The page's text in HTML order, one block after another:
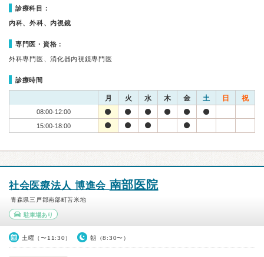
診療科目：
内科、外科、内視鏡
専門医・資格：
外科専門医、消化器内視鏡専門医
診療時間
月 火 水 木 金 土 日 祝
08:00-12:00
15:00-18:00
社会医療法人 博進会 南部医院
青森県三戸郡南部町苫米地
駐車場あり
土曜（〜11:30） 朝（8:30〜）